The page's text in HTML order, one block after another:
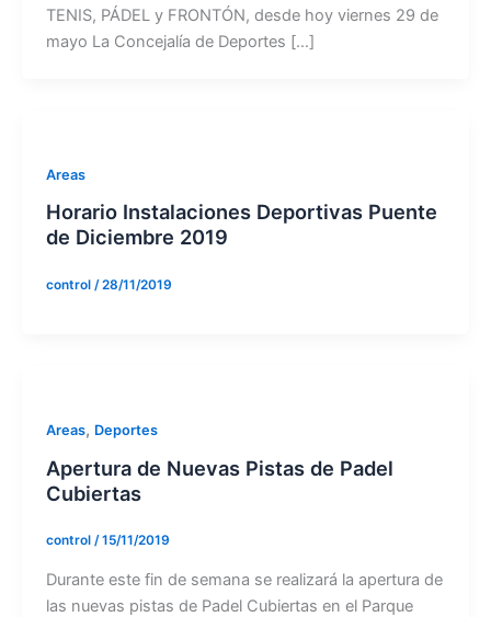
TENIS, PÁDEL y FRONTÓN, desde hoy viernes 29 de
mayo La Concejalía de Deportes […]
Areas
Horario Instalaciones Deportivas Puente
de Diciembre 2019
control /28/11/2019
Areas, Deportes
Apertura de Nuevas Pistas de Padel
Cubiertas
control /15/11/2019
Durante este fin de semana se realizará la apertura de
las nuevas pistas de Padel Cubiertas en el Parque